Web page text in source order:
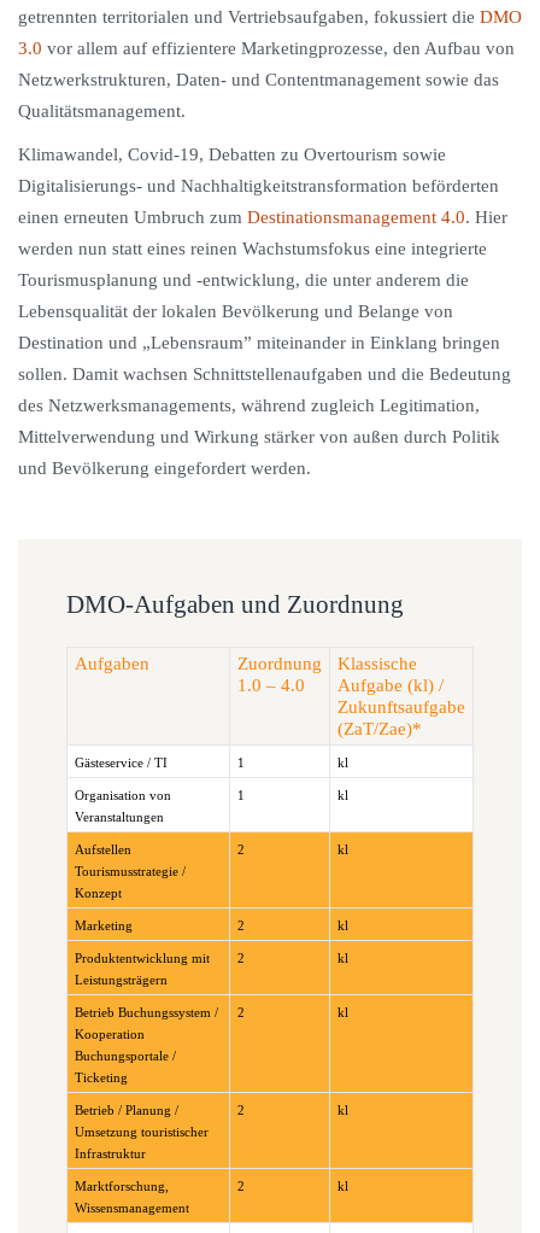
getrennten territorialen und Vertriebsaufgaben, fokussiert die DMO
3.0 vor allem auf effizientere Marketingprozesse, den Aufbau von
Netzwerkstrukturen, Daten- und Contentmanagement sowie das
Qualitätsmanagement.
Klimawandel, Covid-19, Debatten zu Overtourism sowie
Digitalisierungs- und Nachhaltigkeitstransformation beförderten
einen erneuten Umbruch zum Destinationsmanagement 4.0. Hier
werden nun statt eines reinen Wachstumsfokus eine integrierte
Tourismusplanung und -entwicklung, die unter anderem die
Lebensqualität der lokalen Bevölkerung und Belange von
Destination und „Lebensraum” miteinander in Einklang bringen
sollen. Damit wachsen Schnittstellenaufgaben und die Bedeutung
des Netzwerksmanagements, während zugleich Legitimation,
Mittelverwendung und Wirkung stärker von außen durch Politik
und Bevölkerung eingefordert werden.
DMO-Aufgaben und Zuordnung
Aufgaben
Zuordnung
1.0 – 4.0
Klassische
Aufgabe (kl) /
Zukunftsaufgabe
(ZaT/Zae)*
Gästeservice / TI 1 kl
Organisation von
Veranstaltungen
1 kl
Aufstellen
Tourismusstrategie /
Konzept
2 kl
Marketing 2 kl
Produktentwicklung mit
Leistungsträgern
2 kl
Betrieb Buchungssystem /
Kooperation
Buchungsportale /
Ticketing
2 kl
Betrieb / Planung /
Umsetzung touristischer
Infrastruktur
2 kl
Marktforschung,
Wissensmanagement
2 kl